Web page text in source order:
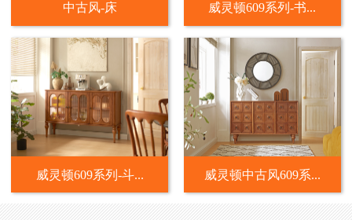
中古风-床 威灵顿609系列-书...
威灵顿609系列-斗... 威灵顿中古风609系...